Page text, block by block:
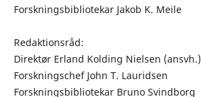
Forskningsbibliotekar Jakob K. Meile
Redaktionsråd:
Direktør Erland Kolding Nielsen (ansvh.)
Forskningschef John T. Lauridsen
Forskningsbibliotekar Bruno Svindborg